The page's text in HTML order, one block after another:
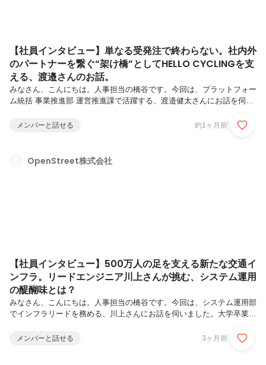
【社員インタビュー】単なる受発注で終わらない。社内外
のパートナーを繋ぐ“架け橋”としてHELLO CYCLINGを支
える、渡邉さんのお話。
みなさん、こんにちは。人事担当の橋谷です。今回は、プラットフォー
ム統括 事業推進部 運営推進課で活躍する、渡邉健太さんにお話を伺い
として活躍してきた渡邉さん。転職の「一歩」を踏み出すまでに2〜3
は、キャリアの選択に悩む多くの方の共感を呼ぶはずです。
OpenStreetにご興味のある方や、これまでの経験を活かして次のステ
メンバーと話せる 約1ヶ月前
OpenStreet株式会社
【社員インタビュー】500万人の足を支える新たな交通イ
ンフラ。リードエンジニア川上さんが挑む、システム運用
の醍醐味とは？
みなさん、こんにちは。人事担当の橋谷です。今回は、システム運用部
でインフラリードを務める、川上さんにお話を伺いました。大学卒業
苦労も乗り越えてきた川上さん。面接当日、自作のプレゼン資料20枚
メンバーと話せる 3ヶ月前